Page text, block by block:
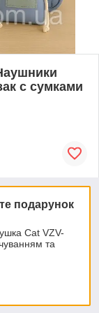
с сумками
подарунок
Cat VZV-
та